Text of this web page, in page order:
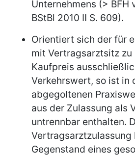
Unternehmens (> BFH
BStBl 2010 II S. 609).
Orientiert sich der für
mit Vertragsarztsitz zu
Kaufpreis
Verkehrswert, so ist in
abgegoltenen
aus der Zulassung als
untrennbar enthalten.
Vertragsarztzulassung
Gegenstand eines